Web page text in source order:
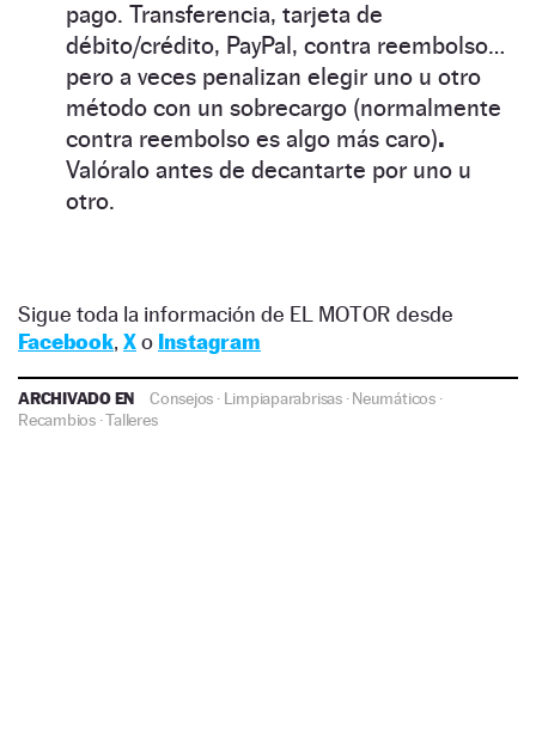
pago. Transferencia, tarjeta de
débito/crédito, PayPal, contra reembolso…
pero a veces penalizan elegir uno u otro
método con un sobrecargo (normalmente
contra reembolso es algo más caro).
Valóralo antes de decantarte por uno u
otro.
Sigue toda la información de EL MOTOR desde
Facebook, Xo Instagram
ARCHIVADO EN Consejos · Limpiaparabrisas·Neumáticos·
Recambios·Talleres